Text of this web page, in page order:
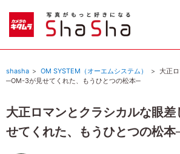
shasha OM SYSTEM（オーエムシステム）
大正
─OM-3が見せてくれた、もうひとつの松本─
大正ロマンとクラシカルな眼
せてくれた、もうひとつの松本